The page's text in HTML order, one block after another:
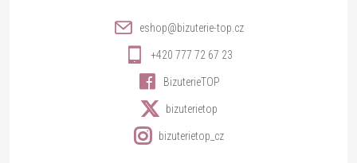
eshop@bizuterie-top.cz
+420 777 72 67 23
BizuterieTOP
bizuterietop
bizuterietop_cz